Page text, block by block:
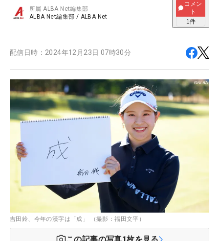
所属ALBA Net編集部
ALBA Net編集部 / ALBA Net
コメン
ト
1件
配信日時： 2024年12月23日 07時30分
吉田鈴、今年の漢字は「成」 （撮影：福田文平）